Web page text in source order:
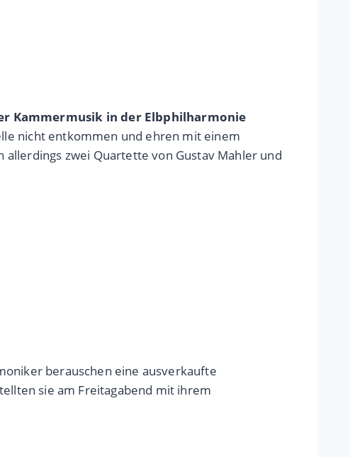
Kammermusik in der Elbphilharmonie
nicht entkommen und ehren mit einem
zwei Quartette von Gustav Mahler und
berauschen eine ausverkaufte
sie am Freitagabend mit ihrem